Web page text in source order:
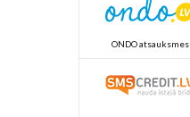
ONDO atsauksmes